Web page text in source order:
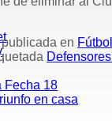
en
Fecha 18
en casa